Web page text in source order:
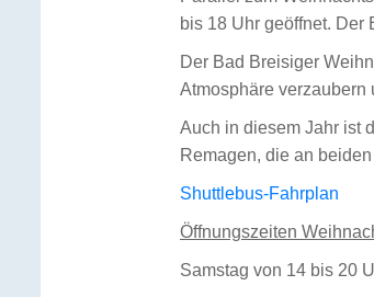
bis 18 Uhr geöffnet.
Der Bad Breisiger
Atmosphäre verzaubern
Auch in diesem Jahr ist
Remagen, die an
Shuttlebus-Fahrplan
Öffnungszeiten
Samstag von 14 bis 20